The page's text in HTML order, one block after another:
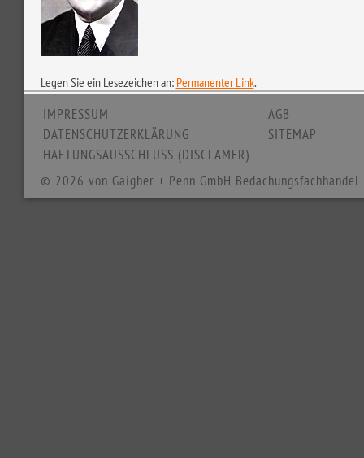
Legen Sie ein Lesezeichen an: Permanenter Link.
IMPRESSUM
DATENSCHUTZERKLÄRUNG
HAFTUNGSAUSSCHLUSS (DISCLAMER)
AGB
SITEMAP
© 2026 von Gaigher + Penn GmbH Bedachungsfachhandel